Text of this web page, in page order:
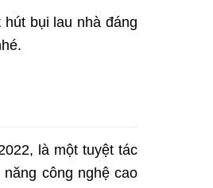
bụi lau nhà đáng
là một tuyệt tác
công nghệ cao